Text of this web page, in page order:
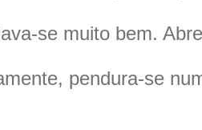
se muito bem.
pendura-se